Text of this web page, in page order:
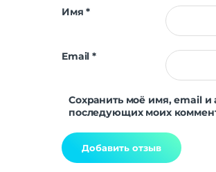
Имя*
Email*
Сохранить моё имя, email и
последующих моих